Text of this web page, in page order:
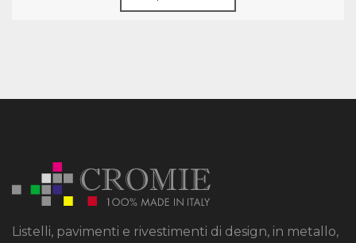
Listelli, pavimenti e rivestimenti di design, in metallo,